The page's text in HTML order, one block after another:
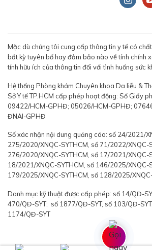
Mặc dù chúng tôi cung cấp thông tin y tế có
bất kỳ tuyên bố hay đảm bảo nào về tính chính
tính hữu ích của thông tin đối với tình huống sức
Hệ thống Phòng khám Chuyên khoa Da liễu &
Sở Y tế TP.HCM cấp phép hoạt động: Số Giấy
09422/HCM-GPHĐ; 05026/HCM-GPHĐ;
ĐNAI-GPHĐ
Số xác nhận nội dung quảng cáo: số 24/2021/
275/2020/XNQC-SYTHCM, số 71/2022/XNQC-
276/2020/XNQC-SYTHCM, số 17/2021/XNQC-
18/2021/XNQC-SYTHCM, số 146/2025/XNQC-
179/2025/XNQC-SYTHCM, số 128/2025/
Danh mục kỹ thuật được cấp phép: số 14/QĐ-
470/QĐ-SYT; số 1877/QĐ-SYT, số 103/QĐ-
1174/QĐ-SYT